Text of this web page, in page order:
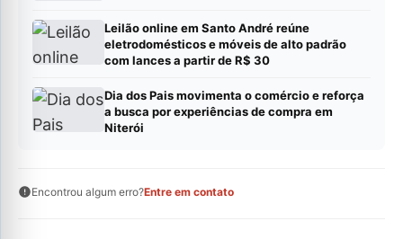
Leilão online em Santo André reúne
eletrodomésticos e móveis de alto padrão
com lances a partir de R$ 30
Dia dos Pais movimenta o comércio e reforça
a busca por experiências de compra em
Niterói
Encontrou algum erro?Entre em contato